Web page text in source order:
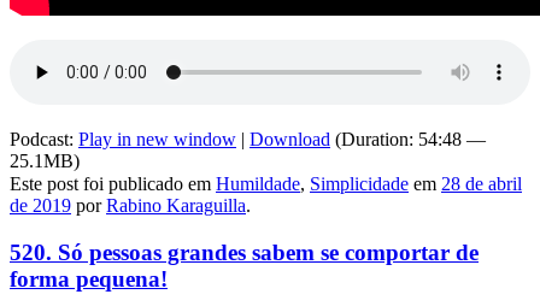
Podcast: Play in new window | Download (Duration: 54:48 —
25.1MB)
Este post foi publicado em Humildade, Simplicidade em 28 de abril
de 2019 porRabino Karaguilla.
520. Só pessoas grandes sabem se comportar de
forma pequena!